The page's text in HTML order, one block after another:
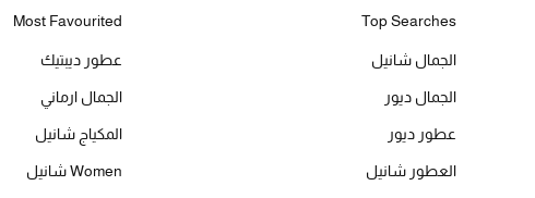
Top Searches
الجمال شانيل
الجمال ديور
عطور ديور
العطور شانيل
Most Favourited
عطور ديبتيك
الجمال ارماني
المكياج شانيل
Women شانيل